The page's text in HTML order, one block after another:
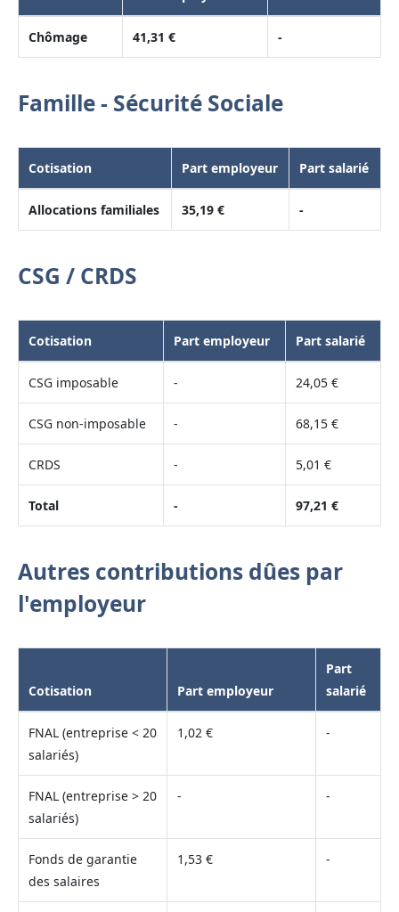
Chômage 41,31 € -
Famille - Sécurité Sociale
Cotisation Part employeur Part salarié
Allocations familiales 35,19 € -
CSG / CRDS
Cotisation Part employeur Part salarié
CSG imposable - 24,05 €
CSG non-imposable - 68,15 €
CRDS - 5,01 €
Total - 97,21 €
Autres contributions dûes par
l'employeur
Cotisation Part employeur
Part
salarié
FNAL (entreprise < 20
salariés)
1,02 € -
FNAL (entreprise > 20
salariés)
- -
Fonds de garantie
des salaires
1,53 € -